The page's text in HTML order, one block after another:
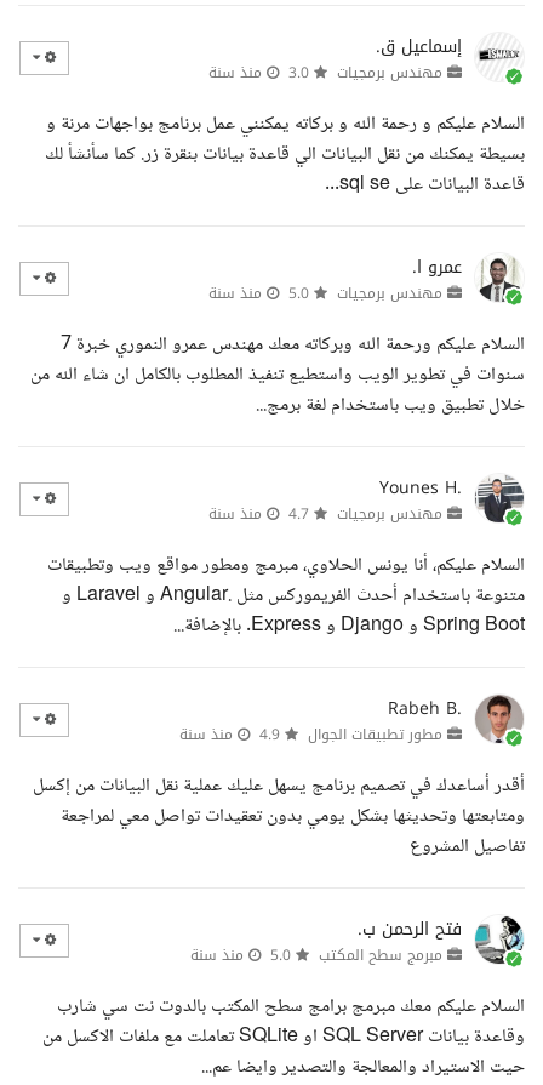
إسماعيل ق.
مهندس برمجيات منذ سنة
السلام عليكم و رحمة الله و بركاته يمكنني عمل برنامج بواجهات مرنة و
بسيطة يمكنك من نقل البيانات الي قاعدة بيانات بنقرة زر. كما سأنشأ لك
قاعدة البيانات على sql se...
عمرو ا.
مهندس برمجيات منذ سنة
السلام عليكم ورحمة الله وبركاته معك مهندس عمرو النموري خبرة 7
سنوات في تطوير الويب واستطيع تنفيذ المطلوب بالكامل ان شاء الله من
خلال تطبيق ويب باستخدام لغة برمج...
Younes H.
مهندس برمجيات منذ سنة
السلام عليكم، أنا يونس الحلاوي، مبرمج ومطور مواقع ويب وتطبيقات
متنوعة باستخدام أحدث الفريموركس مثل .Angular و Laravel و
Spring Boot و Django و Express. بالإضافة...
Rabeh B.
مطور تطبيقات الجوال منذ سنة
أقدر أساعدك في تصميم برنامج يسهل عليك عملية نقل البيانات من إكسل
ومتابعتها وتحديثها بشكل يومي بدون تعقيدات تواصل معي لمراجعة
تفاصيل المشروع
فتح الرحمن ب.
مبرمج سطح المكتب منذ سنة
السلام عليكم معك مبرمج برامج سطح المكتب بالدوت نت سي شارب
وقاعدة بيانات SQL Server او SQLite تعاملت مع ملفات الاكسل من
حيت الاستيراد والمعالجة والتصدير وايضا عم...